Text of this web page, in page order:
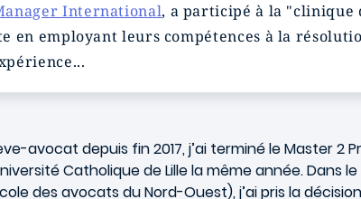
International, a participé à la
employant leurs compétences à la
avocat depuis fin 2017, j’ai terminé le Master 2
Catholique de Lille la même année. Dans
des avocats du Nord-Ouest), j’ai pris la